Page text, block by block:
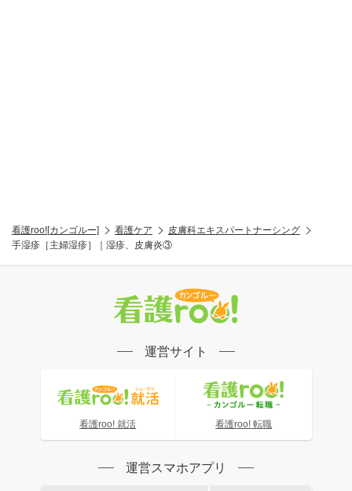
看護roo![カンゴルー] 看護ケア
皮膚科エキスパートナーシング
手湿疹［主婦湿疹］｜湿疹、皮膚炎③
運営サイト
看護roo! 就活 看護roo! 転職
運営スマホアプリ